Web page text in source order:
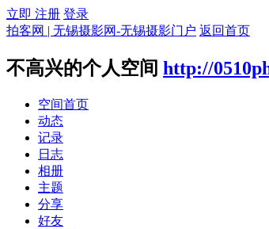
立即 注册 登录
拍客网 | 无锡摄影网-无锡摄影门户 返回首页
不高兴的个人空间 http://
空间首页
动态
记录
日志
相册
主题
分享
好友